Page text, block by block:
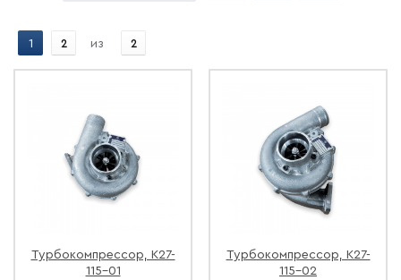
1 2 из 2
Турбокомпрессор, К27-
115-01
Турбокомпрессор, К27-
115-02